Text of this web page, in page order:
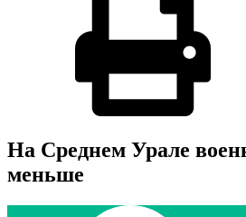
На Среднем Урале
меньше